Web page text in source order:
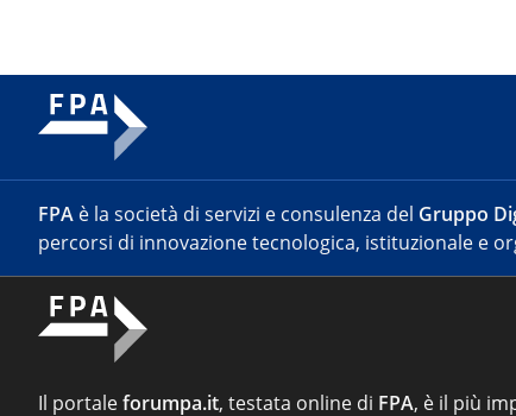
FPA è la società di servizi e consulenza del Gruppo
percorsi di innovazione tecnologica, istituzionale e
Il portaleforumpa.it, testata online di FPA, è il più